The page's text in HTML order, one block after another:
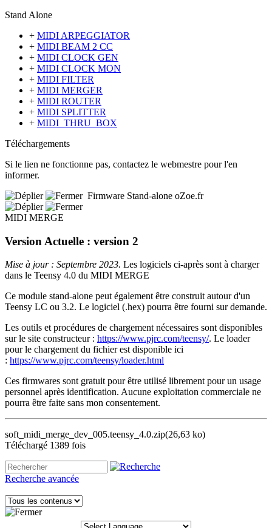
Stand Alone
+ MIDI ARPEGGIATOR
+ MIDI BEAM 2 CC
+ MIDI CLOCK GEN
+ MIDI CLOCK MON
+ MIDI FILTER
+ MIDI MERGER
+ MIDI ROUTER
+ MIDI SPLITTER
+ MIDI_THRU_BOX
Téléchargements
Si le lien ne fonctionne pas, contactez le webmestre pour l'en
informer.
Firmware Stand-alone oZoe.fr
MIDI MERGE
Version Actuelle : version 2
Mise à jour : Septembre 2023. Les logiciels ci-après sont à charger
dans le Teensy 4.0 du MIDI MERGE
Ce module stand-alone peut également être construit autour d'un
Teensy LC ou 3.2. Le logiciel (.hex) pourra être fourni sur demande.
Les outils et procédures de chargement nécessaires sont disponibles
sur le site constructeur : https://www.pjrc.com/teensy/. Le loader
pour le chargement du fichier est disponible ici
: https://www.pjrc.com/teensy/loader.html​
Ces firmwares sont gratuit pour être utilisé librement pour un usage
personnel après identification. Aucune exploitation commerciale ne
pourra être faite sans mon consentement.
soft_midi_merge_dev_005.teensy_4.0.zip(26,63 ko)
Téléchargé 1389 fois
Recherche avancée